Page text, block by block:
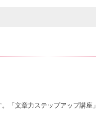
「文章力ステップアップ講座」